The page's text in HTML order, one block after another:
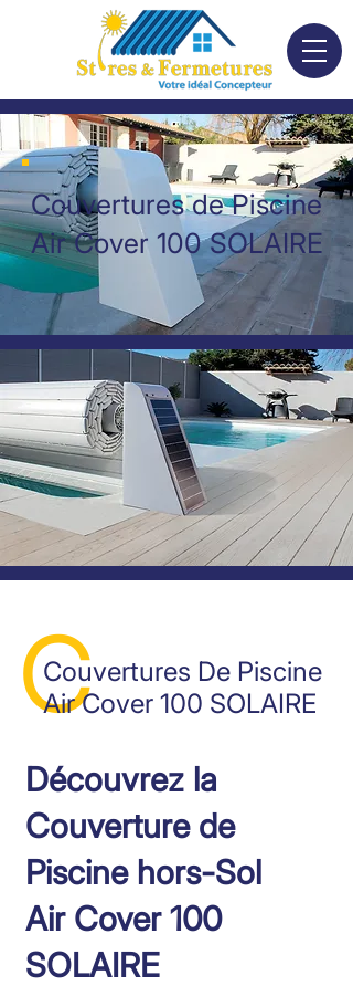
Couverturesde Piscine
Air Cover 100 SOLAIRE
C
Couvertures De Piscine
Air Cover 100 SOLAIRE
Découvrez la
Couverture de
Piscine hors-Sol
Air Cover 100
SOLAIRE